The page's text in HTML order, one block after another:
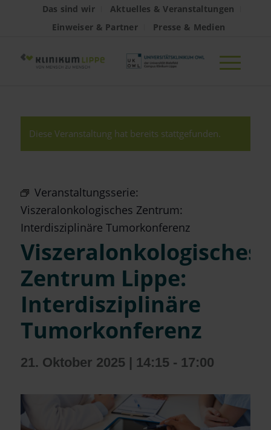
Das sind wir
Aktuelles & Veranstaltungen
Einweiser & Partner
Presse & Medien
Diese Veranstaltung hat bereits stattgefunden.
Veranstaltungsserie:
Viszeralonkologisches Zentrum:
Interdisziplinäre Tumorkonferenz
Viszeralonkologisches
Zentrum Lippe:
Interdisziplinäre
Tumorkonferenz
21. Oktober 2025 | 14:15 - 17:00